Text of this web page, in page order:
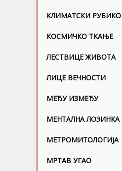
КЛИМАТСКИ
КОСМИЧКО ТКАЊЕ
ЛЕСТВИЦЕ ЖИВОТА
ЛИЦЕ ВЕЧНОСТИ
МЕЂУ ИЗМЕЂУ
МЕНТАЛНА ЛОЗИНКА
МЕТРОМИТОЛОГИЈА
МРТАВ УГАО